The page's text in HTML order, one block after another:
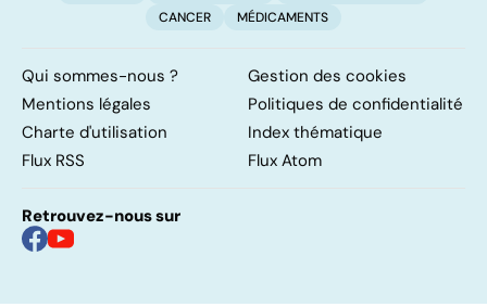
CANCER
MÉDICAMENTS
Qui sommes-nous ?
Gestion des cookies
Mentions légales
Politiques de confidentialité
Charte d'utilisation
Index thématique
Flux RSS
Flux Atom
Retrouvez-nous sur